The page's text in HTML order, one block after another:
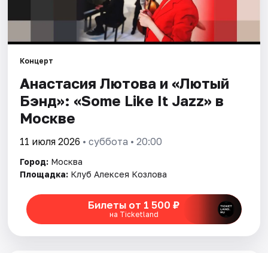
Спорт
События
Города
Артисты
Рейтинги
Концерт
Анастасия Лютова и «Лютый
Бэнд»: «Some Like It Jazz» в
Москве
11 июля 2026 • суббота • 20:00
Город: Москва
Площадка: Клуб Алексея Козлова
Билеты от 1 500 ₽
на Ticketland